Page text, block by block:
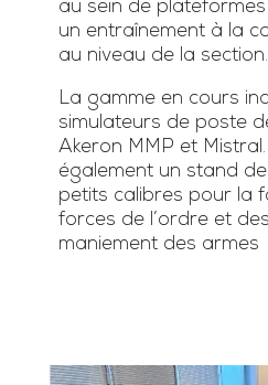
au sein de
un entraînement à la
au niveau de la section.
La gamme en cours
simulateurs de poste
Akeron MMP et
également un stand
petits calibres pour la
forces de l’ordre et
maniement des armes